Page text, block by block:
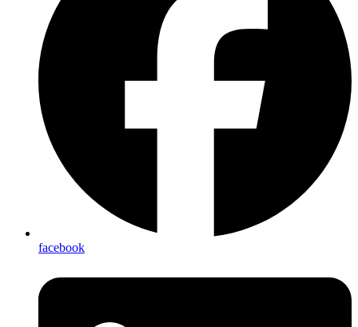
facebook